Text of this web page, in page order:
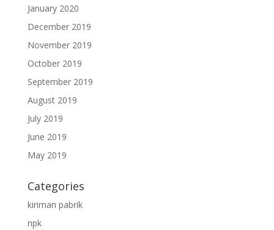
January 2020
December 2019
November 2019
October 2019
September 2019
August 2019
July 2019
June 2019
May 2019
Categories
kiriman pabrik
npk